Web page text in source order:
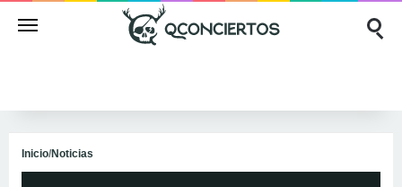
Inicio/Noticias